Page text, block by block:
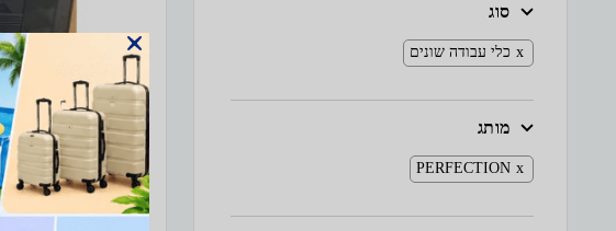
סוג
כלי עבודה שונים
מותג
PERFECTION